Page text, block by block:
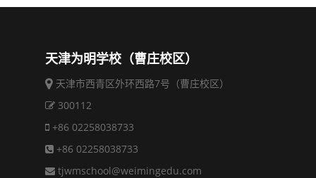
天津为明学校（曹庄校区）
天津市西青区外环西路7号（曹庄校区）
300112
+86 02258038733
+86 02258038733
tjwmschool@weimingedu.com